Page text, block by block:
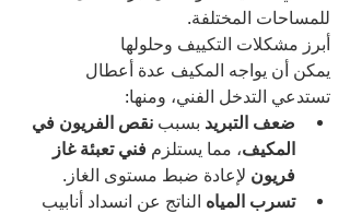
للمساحات المختلفة.
أبرز مشكلات التكييف وحلولها
يمكن أن يواجه المكيف عدة أعطال
تستدعي التدخل الفني، ومنها:
ضعف التبريد بسبب نقص الفريون في
المكيف، مما يستلزم فني تعبئة غاز
فريون لإعادة ضبط مستوى الغاز.
تسرب المياه الناتج عن انسداد أنابيب